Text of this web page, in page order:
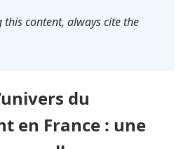
content, always cite the
du
en France : une